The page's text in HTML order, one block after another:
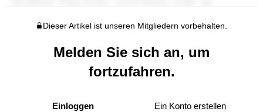
Dieser Artikel ist unseren Mitgliedern vorbehalten.
Melden Sie sich an, um
fortzufahren.
Einloggen Ein Konto erstellen